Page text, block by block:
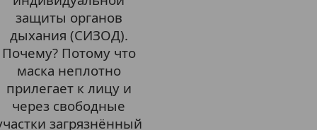
защиты органов
дыхания (СИЗОД).
Почему? Потому что
маска неплотно
прилегает к лицу и
через свободные
загрязнённый